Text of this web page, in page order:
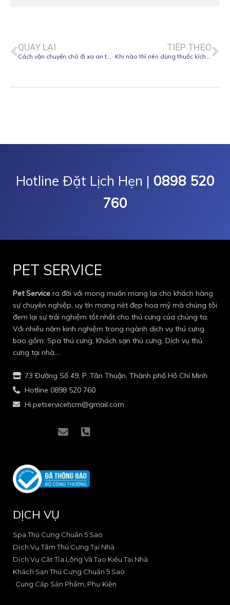
QUAY LẠI
Cách vận chuyển chó đi xa an toàn, khỏe mạnh
TIẾP THEO
Khi nào thì nên dùng thuốc kích đẻ cho chó
Hotline Đặt Lịch Hẹn | 0898 520
760
PET SERVICE
Pet Service ra đời với mong muốn mang lại cho khách hàng
sự chuyên nghiệp, uy tín mang nét đẹp hoa mỹ mà chúng tôi
đem lại sự trải nghiệm tốt nhất cho thú cưng của chúng ta.
Với nhiều năm kinh nghiệm trong ngành dịch vụ thú cưng
bao gồm: Spa thú cưng, Khách sạn thú cưng, Dịch vụ thú
cưng tại nhà,…
73 Đường Số 49, P. Tân Thuận, Thành phố Hồ Chí Minh
Hotline 0898 520 760
Hi.petservicehcm@gmail.com
-
f
a
c
b
o
k
-
2
i
n
a
r
a
m
-
1
n
o
p
h
-
s
e
-
a
l
t
DỊCH VỤ
Spa Thú Cưng Chuẩn 5 Sao
Dịch Vụ Tắm Thú Cưng Tại Nhà
Dịch Vụ Cắt Tỉa Lông Và Tạo Kiểu Tại Nhà
Khách Sạn Thú Cưng Chuẩn 5 Sao
Cung Cấp Sản Phẩm, Phụ Kiện